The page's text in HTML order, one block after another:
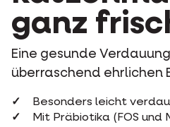
ganz
Eine gesunde
überraschend ehrlichen
Besonders leicht
Mit Präbiotika (FOS und